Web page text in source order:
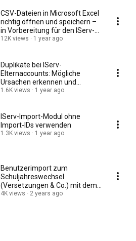
CSV-Dateien in Microsoft Excel
richtig öffnen und speichern –
in Vorbereitung für den IServ-
Import
12K views 1 year ago
Duplikate bei IServ-
Elternaccounts: Mögliche
Ursachen erkennen und
doppelte Accounts
1.6K views 1 year ago
IServ-Import-Modul ohne
Import-IDs verwenden
1.3K views 1 year ago
Benutzerimport zum
Schuljahreswechsel
(Versetzungen & Co.) mit dem
IServ-Import-Modul
4K views 2 years ago